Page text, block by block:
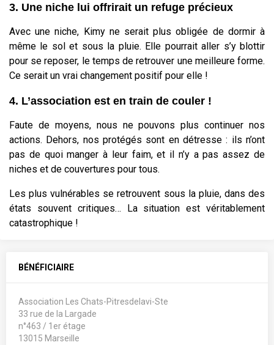
3. Une niche lui offrirait un refuge précieux
Avec une niche, Kimy ne serait plus obligée de dormir à
même le sol et sous la pluie. Elle pourrait aller s’y blottir
pour se reposer, le temps de retrouver une meilleure forme.
Ce serait un vrai changement positif pour elle !
4. L’association est en train de couler !
Faute de moyens, nous ne pouvons plus continuer nos
actions. Dehors, nos protégés sont en détresse : ils n’ont
pas de quoi manger à leur faim, et il n’y a pas assez de
niches et de couvertures pour tous.
Les plus vulnérables se retrouvent sous la pluie, dans des
états souvent critiques… La situation est véritablement
catastrophique !
BÉNÉFICIAIRE
Association Les Chats-Pitresdelavi-Ste
33 rue de la Largade
n°463 / 1er étage
13015 Marseille